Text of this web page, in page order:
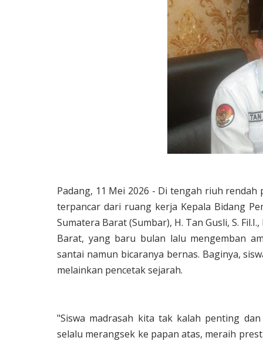
Padang, 11 Mei 2026 - Di tengah riuh
terpancar dari ruang kerja Kepala Bidang
Sumatera Barat (Sumbar), H. Tan Gusli, S.
Barat, yang baru bulan lalu mengemban
santai namun bicaranya bernas. Baginya,
melainkan pencetak sejarah.
"Siswa madrasah kita tak kalah penting
selalu merangsek ke papan atas, meraih